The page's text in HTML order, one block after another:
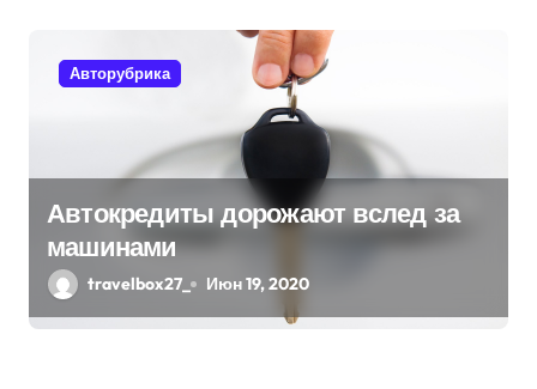
Авторубрика
Автокредиты дорожают вслед за
машинами
travelbox27_ Июн 19, 2020